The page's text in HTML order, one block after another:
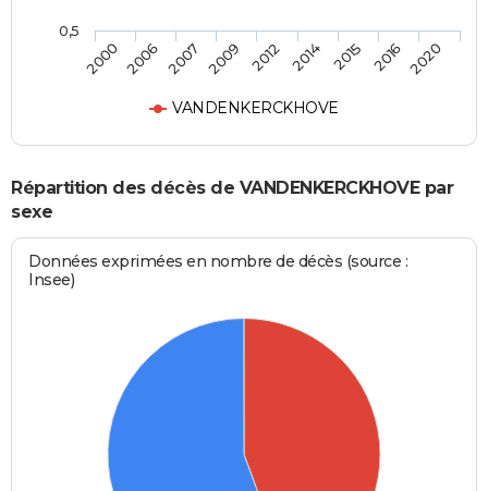
VANDENKERCKHOVE
2000 2006 2007 2009 2012 2014 2015 2016 2020
0,5
Répartition des décès de VANDENKERCKHOVE par
sexe
Données exprimées en nombre de décès (source :
Insee)